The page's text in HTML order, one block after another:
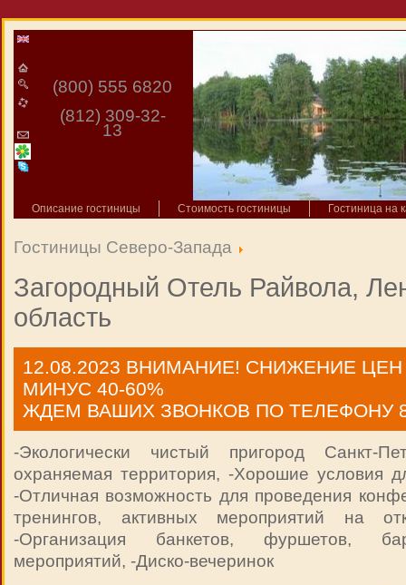
(800) 555 6820
(812) 309-32-
13
Описание гостиницы Стоимость гостиницы Гостиница на
Гостиницы Северо-Запада
Загородный Отель Райвола,
область
12.08.2023 ВНИМАНИЕ! СНИЖЕНИЕ
МИНУС 40-60%
ЖДЕМ ВАШИХ ЗВОНКОВ ПО ТЕЛЕФОНУ 8
-Экологически чистый пригород Санкт-
охраняемая территория, -Хорошие условия
-Отличная возможность для проведения
тренингов, активных мероприятий на
-Организация банкетов, фуршетов,
мероприятий, -Диско-вечеринок